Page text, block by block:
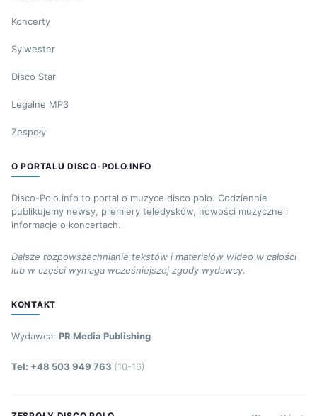
Koncerty
Sylwester
Disco Star
Legalne MP3
Zespoły
O PORTALU DISCO-POLO.INFO
Disco-Polo.info to portal o muzyce disco polo. Codziennie
publikujemy newsy, premiery teledysków, nowości muzyczne i
informacje o koncertach.
Dalsze rozpowszechnianie tekstów i materiałów wideo w całości
lub w części wymaga wcześniejszej zgody wydawcy.
KONTAKT
Wydawca: PR Media Publishing
Tel: +48 503 949 763 (10-16)